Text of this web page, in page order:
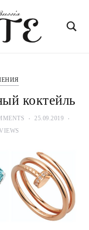
коктейль
25.09.2019